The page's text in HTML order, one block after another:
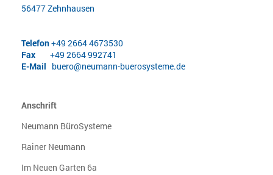
56477 Zehnhausen
Telefon+49 2664 4673530
Fax +49 2664 992741
E-Mail buero@neumann-buerosysteme.de
Anschrift
Neumann BüroSysteme
Rainer Neumann
Im Neuen Garten 6a